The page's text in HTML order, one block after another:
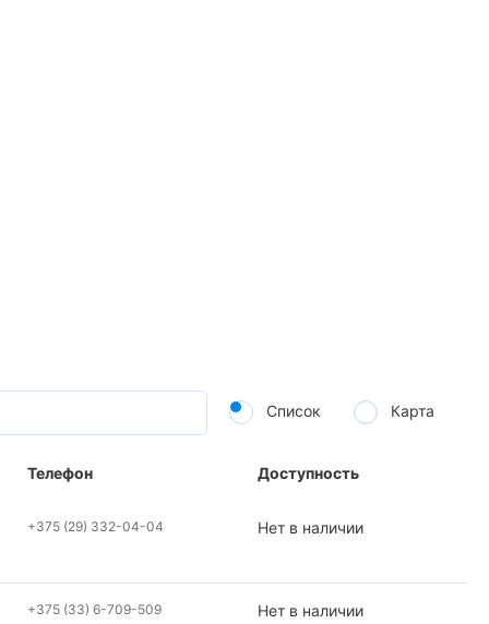
Список Карта
Телефон Доступность
+375 (29) 332-04-04 Нет в наличии
+375 (33) 6-709-509 Нет в наличии